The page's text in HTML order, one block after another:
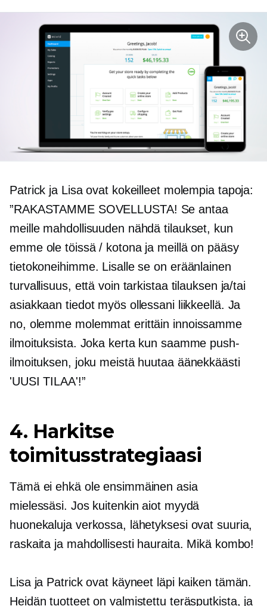
Patrick ja Lisa ovat kokeilleet molempia tapoja:
”RAKASTAMME SOVELLUSTA! Se antaa
meille mahdollisuuden nähdä tilaukset, kun
emme ole töissä / kotona ja meillä on pääsy
tietokoneihimme. Lisalle se on eräänlainen
turvallisuus, että voin tarkistaa tilauksen ja/tai
asiakkaan tiedot myös ollessani liikkeellä. Ja
no, olemme molemmat erittäin innoissamme
ilmoituksista. Joka kerta kun saamme push-
ilmoituksen, joku meistä huutaa äänekkäästi
'UUSI TILAA'!”
4. Harkitse
toimitusstrategiaasi
Tämä ei ehkä ole ensimmäinen asia
mielessäsi. Jos kuitenkin aiot myydä
huonekaluja verkossa, lähetyksesi ovat suuria,
raskaita ja mahdollisesti hauraita. Mikä kombo!
Lisa ja Patrick ovat käyneet läpi kaiken tämän.
Heidän tuotteet on valmistettu teräsputkista, ja